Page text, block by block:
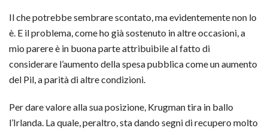
Il che potrebbe sembrare scontato, ma evidentemente non lo
è. E il problema, come ho già sostenuto in altre occasioni, a
mio parere è in buona parte attribuibile al fatto di
considerare l’aumento della spesa pubblica come un aumento
del Pil, a parità di altre condizioni.
Per dare valore alla sua posizione, Krugman tira in ballo
l’Irlanda. La quale, peraltro, sta dando segni di recupero molto